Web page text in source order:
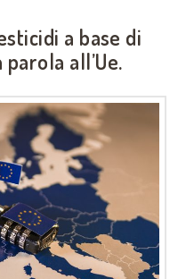
a base di
all’Ue.